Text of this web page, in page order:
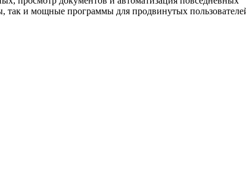
так и мощные программы для продвинутых